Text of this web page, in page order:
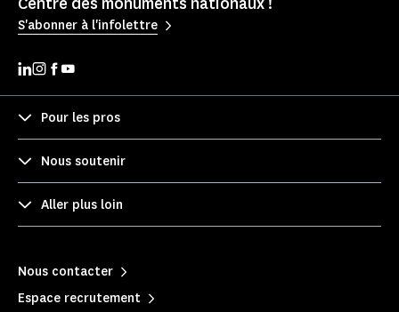
S'abonner à l'infolettre
Pour les pros
Nous soutenir
Aller plus loin
Nous contacter
Espace recrutement